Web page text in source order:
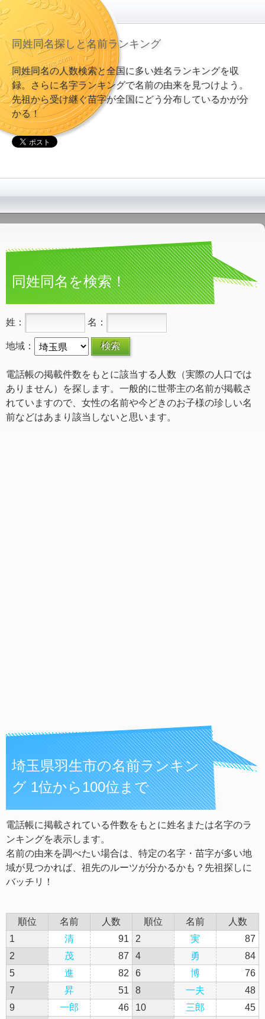
同姓同名探しと名前ランキング
同姓同名の人数検索と全国に多い姓名ランキングを収
録。さらに名字ランキングで名前の由来を見つけよう。
先祖から受け継ぐ苗字が全国にどう分布しているかが分
かる！
同姓同名を検索！
姓： 名：
地域：
電話帳の掲載件数をもとに該当する人数（実際の人口では
ありません）を探します。一般的に世帯主の名前が掲載さ
れていますので、女性の名前や今どきのお子様の珍しい名
前などはあまり該当しないと思います。
埼玉県羽生市の名前ランキン
グ 1位から100位まで
電話帳に掲載されている件数をもとに姓名または名字のラ
ンキングを表示します。
名前の由来を調べたい場合は、特定の名字・苗字が多い地
域が見つかれば、祖先のルーツが分かるかも？先祖探しに
バッチリ！
順位 名前 人数 順位 名前
人数
1
清 91 2 実
87
2
茂 87 4 勇
84
5
進 82 6 博
76
7
昇 51 8 一夫
48
9
一郎 46 10 三郎
45